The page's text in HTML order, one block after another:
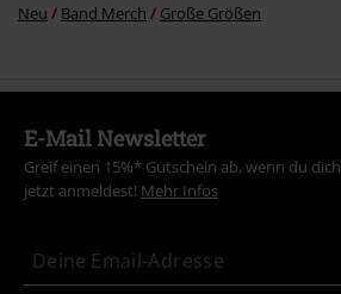
Neu Band Merch Große Größen
E-Mail Newsletter
Greif einen 15%* Gutschein ab, wenn du dich
jetzt anmeldest! Mehr Infos